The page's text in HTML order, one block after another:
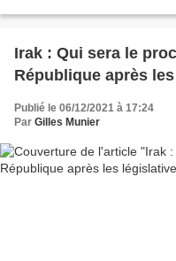
Irak : Qui sera le
République après
Publié le 06/12/2021 à 17:24
Par Gilles Munier